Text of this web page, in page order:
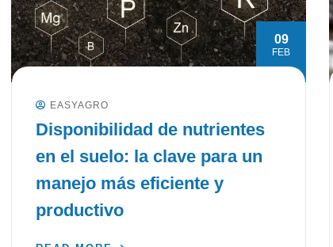
09
FEB
EASYAGRO
Disponibilidad de nutrientes
en el suelo: la clave para un
manejo más eficiente y
productivo